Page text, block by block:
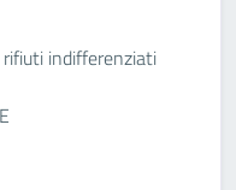
indifferenziati